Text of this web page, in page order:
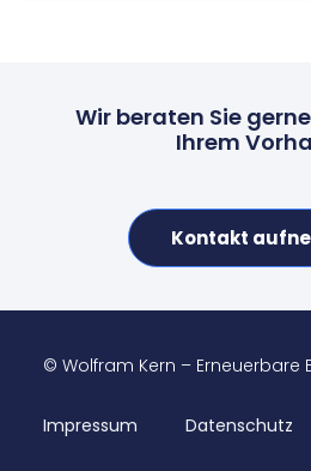
Wir beraten Sie
Ihrem
Kontakt
© Wolfram Kern – Erneuerbare
Impressum Datenschutz